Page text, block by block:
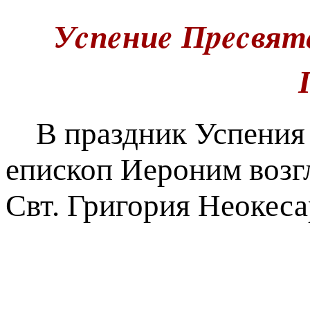
Уcпeниe
В праздник
епископ Иероним
Свт. Григория